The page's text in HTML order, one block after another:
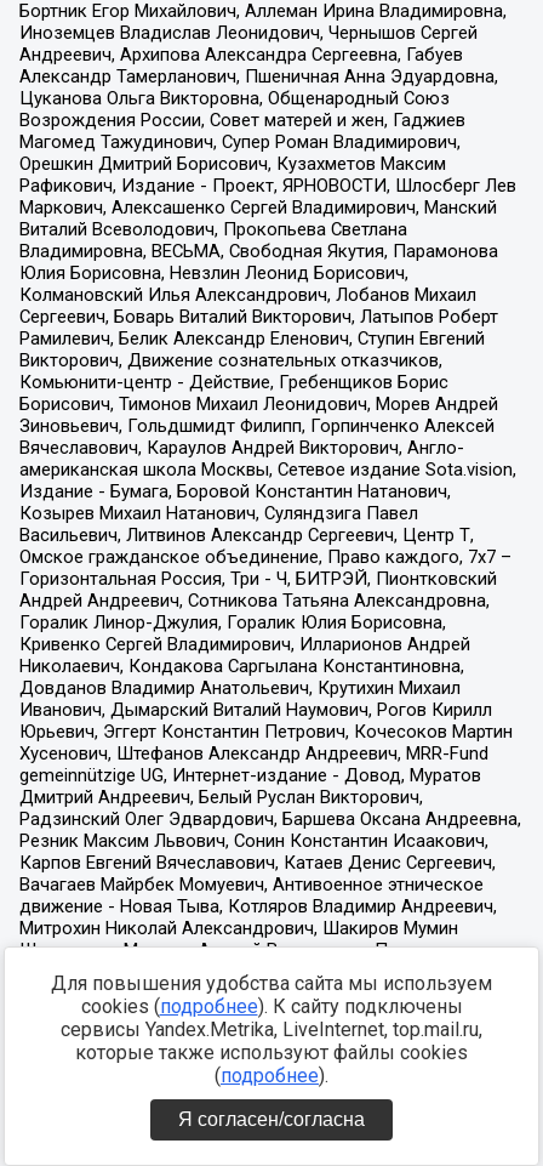
Для повышения удобства сайта мы используем
cookies (подробнее). К сайту подключены
сервисы Yandex.Metrika, LiveInternet, top.mail.ru,
которые также используют файлы cookies
(подробнее).
Я согласен/согласна